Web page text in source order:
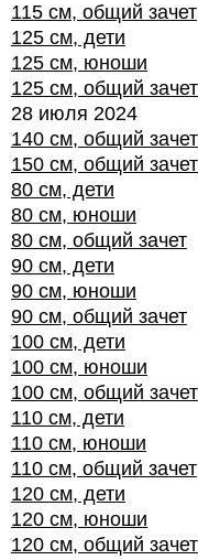
115 см, общий зачет
125 см, дети
125 см, юноши
125 см, общий зачет
28 июля 2024
140 см, общий зачет
150 см, общий зачет
80 см, дети
80 см, юноши
80 см, общий зачет
90 см, дети
90 см, юноши
90 см, общий зачет
100 см, дети
100 см, юноши
100 см, общий зачет
110 см, дети
110 см, юноши
110 см, общий зачет
120 см, дети
120 см, юноши
120 см, общий зачет